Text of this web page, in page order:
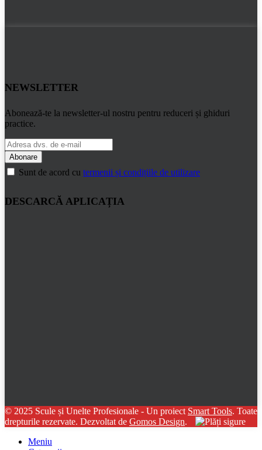
NEWSLETTER
Abonează-te la newsletter-ul nostru pentru reduceri și ghiduri
practice.
Sunt de acord cu termenii și condițiile de utilizare
DESCARCĂ APLICAȚIA
© 2025 Scule și Unelte Profesionale - Un proiect Smart Tools. Toate
drepturile rezervate. Dezvoltat de Gomos Design.
Meniu